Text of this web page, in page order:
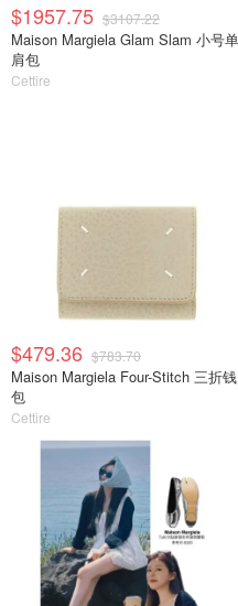
$1957.75 $3107.22
Maison Margiela Glam Slam 小号单
肩包
Cettire
$479.36 $783.70
Maison Margiela Four-Stitch 三折钱
包
Cettire